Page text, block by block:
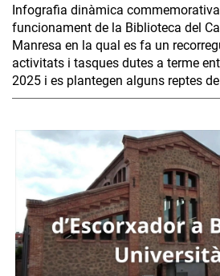
Infografia dinàmica
funcionament de la Biblioteca del
Manresa en la qual es fa un
activitats i tasques dutes a terme
2025 i es plantegen alguns reptes